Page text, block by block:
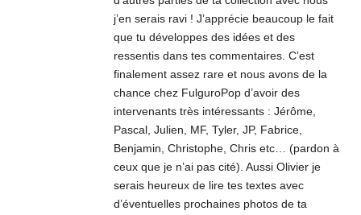
j’en serais ravi ! J’apprécie beaucoup le fait
que tu développes des idées et des
ressentis dans tes commentaires. C’est
finalement assez rare et nous avons de la
chance chez FulguroPop d’avoir des
intervenants très intéressants : Jérôme,
Pascal, Julien, MF, Tyler, JP, Fabrice,
Benjamin, Christophe, Chris etc… (pardon à
ceux que je n’ai pas cité). Aussi Olivier je
serais heureux de lire tes textes avec
d’éventuelles prochaines photos de ta